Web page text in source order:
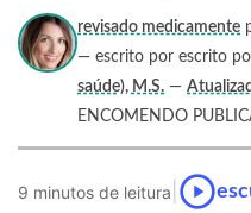
revisado medicamente
— escrito por escrito
saúde), M.S. —
ENCOMENDO
9 minutos de leitura